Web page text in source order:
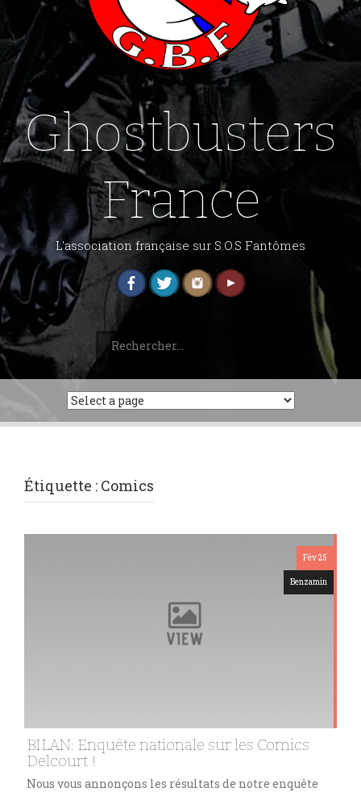
Ghostbusters
France
L'association française sur S.O.S Fantômes
Rechercher :
Étiquette : Comics
Fév 25
Benzamin
BILAN: Enquête nationale sur les Comics
Delcourt !
Nous vous annonçons les résultats de notre enquête